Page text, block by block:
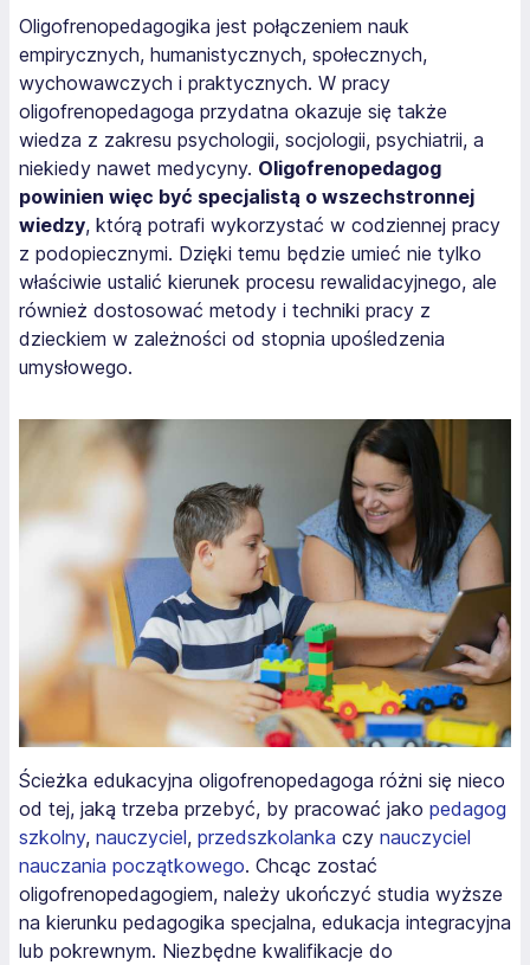
Oligofrenopedagogika jest połączeniem nauk
empirycznych, humanistycznych, społecznych,
wychowawczych i praktycznych. W pracy
oligofrenopedagoga przydatna okazuje się także
wiedza z zakresu psychologii, socjologii, psychiatrii, a
niekiedy nawet medycyny. Oligofrenopedagog
powinien więc być specjalistą o wszechstronnej
wiedzy, którą potrafi wykorzystać w codziennej pracy
z podopiecznymi. Dzięki temu będzie umieć nie tylko
właściwie ustalić kierunek procesu rewalidacyjnego, ale
również dostosować metody i techniki pracy z
dzieckiem w zależności od stopnia upośledzenia
umysłowego.
Ścieżka edukacyjna oligofrenopedagoga różni się nieco
od tej, jaką trzeba przebyć, by pracować jako pedagog
szkolny, nauczyciel, przedszkolanka czy nauczyciel
nauczania początkowego. Chcąc zostać
oligofrenopedagogiem, należy ukończyć studia wyższe
na kierunku pedagogika specjalna, edukacja integracyjna
lub pokrewnym. Niezbędne kwalifikacje do